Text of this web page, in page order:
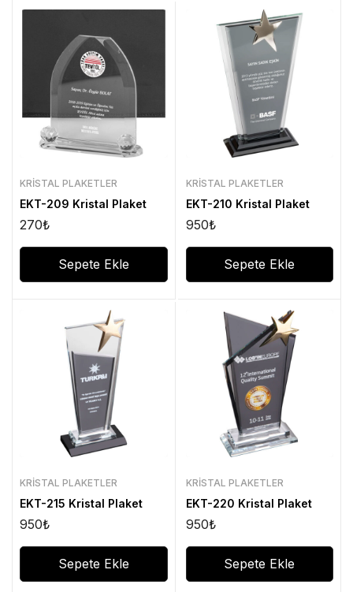
KRISTAL PLAKETLER
EKT-209 Kristal Plaket
270₺
Sepete Ekle
KRISTAL PLAKETLER
EKT-210 Kristal Plaket
950₺
Sepete Ekle
KRISTAL PLAKETLER
EKT-215 Kristal Plaket
950₺
Sepete Ekle
KRISTAL PLAKETLER
EKT-220 Kristal Plaket
950₺
Sepete Ekle